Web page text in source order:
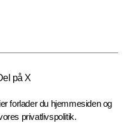
på X
forlader du hjemmesiden og
privatlivspolitik.